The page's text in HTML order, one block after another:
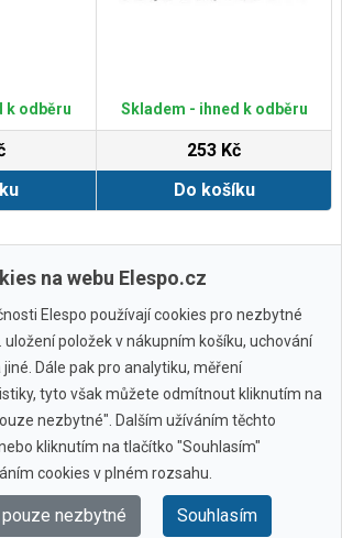
k odběru Skladem - ihned k odběru
253 Kč
Do košíku
Další › Poslední »
Všechny značky
© 2010 - 2026 Elespo.cz
na webu Elespo.cz
Elespo používají cookies pro nezbytné
položek v nákupním košíku, uchování
Dále pak pro analytiku, měření
tyto však můžete odmítnout kliknutím na
nezbytné". Dalším užíváním těchto
kliknutím na tlačítko "Souhlasím"
cookies v plném rozsahu.
nezbytné Souhlasím